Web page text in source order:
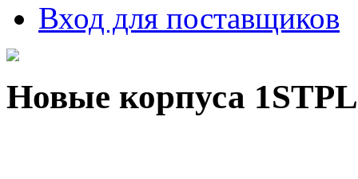
Вход для поставщиков
Новые корпуса